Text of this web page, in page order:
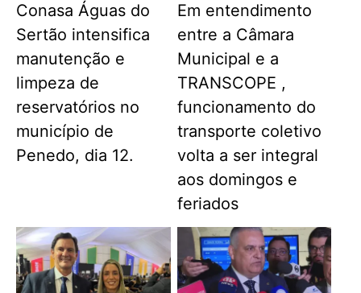
Conasa Águas do
Sertão intensifica
manutenção e
limpeza de
reservatórios no
município de
Penedo, dia 12.
Em entendimento
entre a Câmara
Municipal e a
TRANSCOPE ,
funcionamento do
transporte coletivo
volta a ser integral
aos domingos e
feriados